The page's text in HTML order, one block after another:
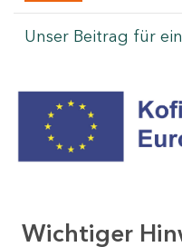
Unser Beitrag für
Wichtiger